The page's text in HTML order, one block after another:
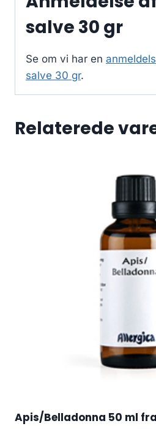
salve 30 gr
Se om vi har en
salve 30 gr.
Relaterede
Apis/Belladonna 50 ml